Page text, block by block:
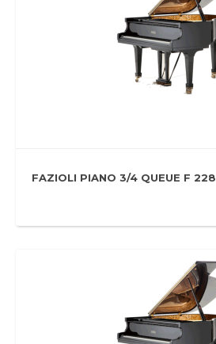
FAZIOLI PIANO 3/4 QUEUE F 228